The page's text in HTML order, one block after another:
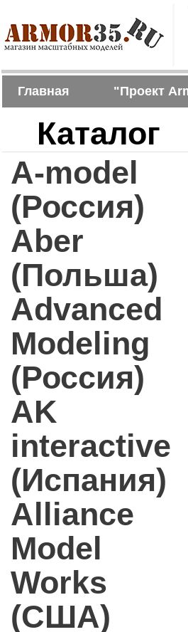
Главная "Проект
Каталог
A-model
(Россия)
Aber
(Польша)
Advanced
Modeling
(Россия)
AK
interactive
(Испания)
Alliance
Model
Works
(США)